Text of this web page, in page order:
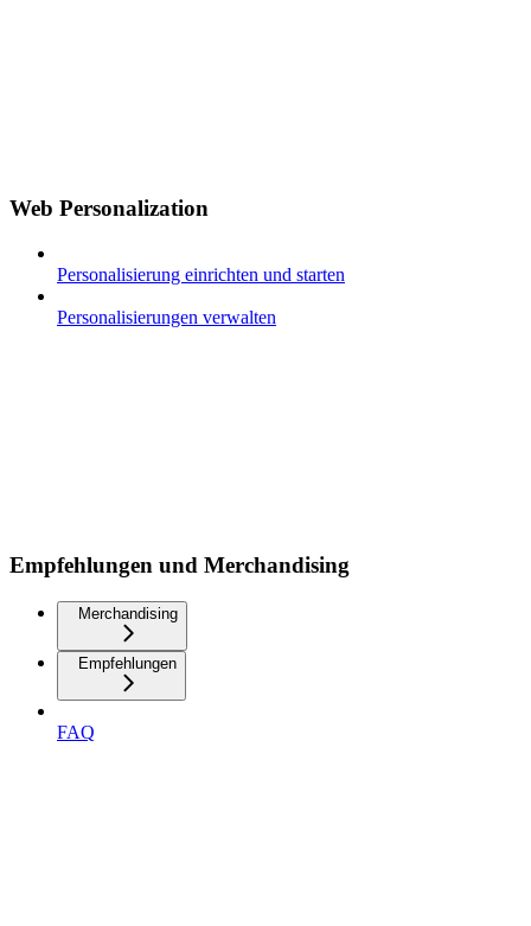
Web Personalization
Personalisierung einrichten und starten
Personalisierungen verwalten
Empfehlungen und Merchandising
Merchandising
Empfehlungen
FAQ